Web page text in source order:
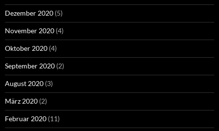
Dezember 2020 (5)
November 2020 (4)
Oktober 2020 (4)
September 2020 (2)
August 2020 (3)
März 2020 (2)
Februar 2020 (11)